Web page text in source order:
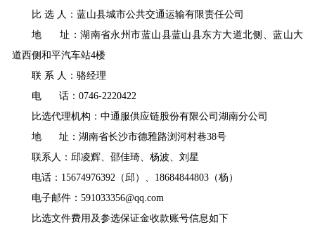
比 选 人： 蓝山县城市公共交通运输有限责任公司
地
址：湖南省永州市蓝山县蓝山县东方大道北侧、蓝山大
道西侧和平汽车站4楼
联 系 人： 骆经理
电
话： 0746-2220422
比选代理机构： 中通服供应链股份有限公司湖南分公司
地
址：湖南省长沙市德雅路浏河村巷38号
联系人： 邱凌辉、邵佳琦、杨波、刘星
电话： 15674976392（邱）、18684844803（杨）
电子邮件： 591033356@qq.com
比选文件费用及参选保证金收款账号信息如下